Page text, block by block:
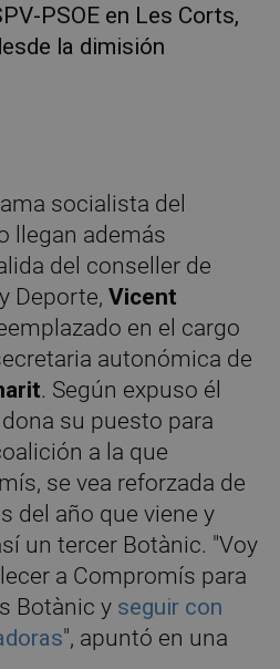
PSOE en Les Corts,
la dimisión
socialista del
llegan además
del conseller de
Deporte,Vicent
en el cargo
autonómica de
. Según expuso él
su puesto para
a la que
se vea reforzada de
del año que viene y
un tercer Botànic. "Voy
a Compromís para
Botànic y seguir con
", apuntó en una